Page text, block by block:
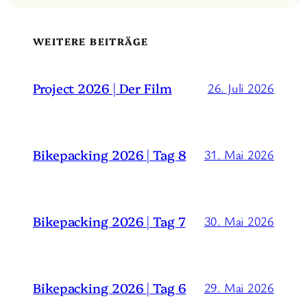
WEITERE BEITRÄGE
Project 2026 | Der Film 26. Juli 2026
Bikepacking 2026 | Tag 8 31. Mai 2026
Bikepacking 2026 | Tag 7 30. Mai 2026
Bikepacking 2026 | Tag 6 29. Mai 2026